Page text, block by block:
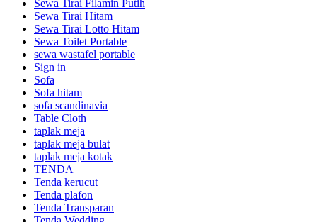
Sewa Tirai Filamin Putih
Sewa Tirai Hitam
Sewa Tirai Lotto Hitam
Sewa Toilet Portable
sewa wastafel portable
Sign in
Sofa
Sofa hitam
sofa scandinavia
Table Cloth
taplak meja
taplak meja bulat
taplak meja kotak
TENDA
Tenda kerucut
Tenda plafon
Tenda Transparan